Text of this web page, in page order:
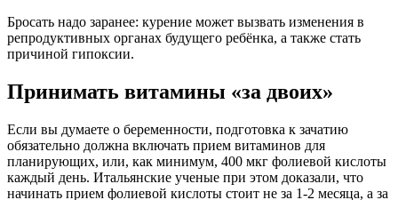
Бросать надо заранее: курение может вызвать изменения в
репродуктивных органах будущего ребёнка, а также стать
причиной гипоксии.
Принимать витамины «за двоих»
Если вы думаете о беременности, подготовка к зачатию
обязательно должна включать прием витаминов для
планирующих, или, как минимум, 400 мкг фолиевой кислоты
каждый день. Итальянские ученые при этом доказали, что
начинать прием фолиевой кислоты стоит не за 1-2 месяца, а за